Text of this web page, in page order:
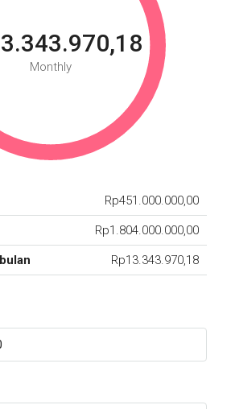
Monthly
Rp451.000.000,00
Rp1.804.000.000,00
Rp13.343.970,18